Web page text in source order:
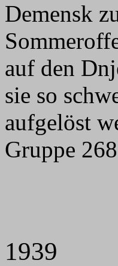
Demensk
auf den
sie so
aufgelöst
Gruppe
1939